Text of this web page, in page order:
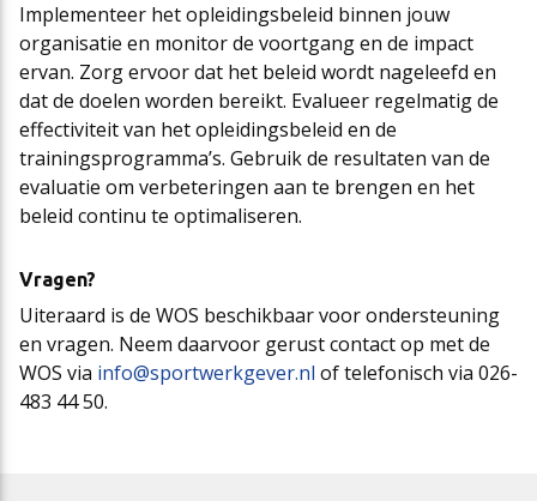
Implementeer het opleidingsbeleid binnen jouw
organisatie en monitor de voortgang en de impact
ervan. Zorg ervoor dat het beleid wordt nageleefd en
dat de doelen worden bereikt. Evalueer regelmatig de
effectiviteit van het opleidingsbeleid en de
trainingsprogramma’s. Gebruik de resultaten van de
evaluatie om verbeteringen aan te brengen en het
beleid continu te optimaliseren.
Vragen?
Uiteraard is de WOS beschikbaar voor ondersteuning
en vragen. Neem daarvoor gerust contact op met de
WOS via info@sportwerkgever.nl of telefonisch via 026-
483 44 50.